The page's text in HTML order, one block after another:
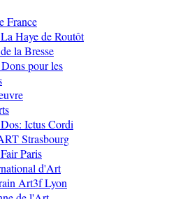
France
Haye de Routôt
la Bresse
pour les
Ictus Cordi
Strasbourg
Paris
d'Art
Art3f Lyon